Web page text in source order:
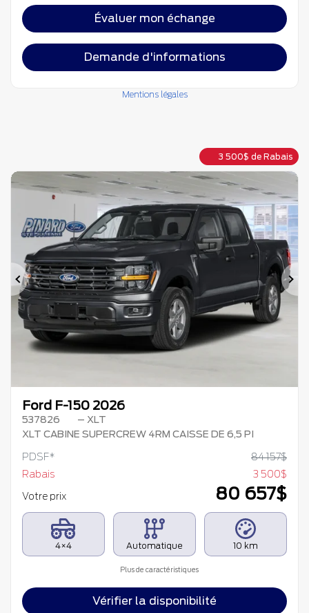
Évaluer mon échange
Demande d'informations
Mentions légales
3 500$ de Rabais
Précédent
Ford F-150 2026
537826
– XLT
XLT CABINE SUPERCREW 4RM CAISSE DE 6,5 PI
PDSF* 84 157$
Rabais
3 500$
Votre prix
80 657$
4×4 Automatique 10 km
Plus de caractéristiques
Vérifier la disponibilité